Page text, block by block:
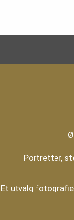
Portretter,
Et utvalg